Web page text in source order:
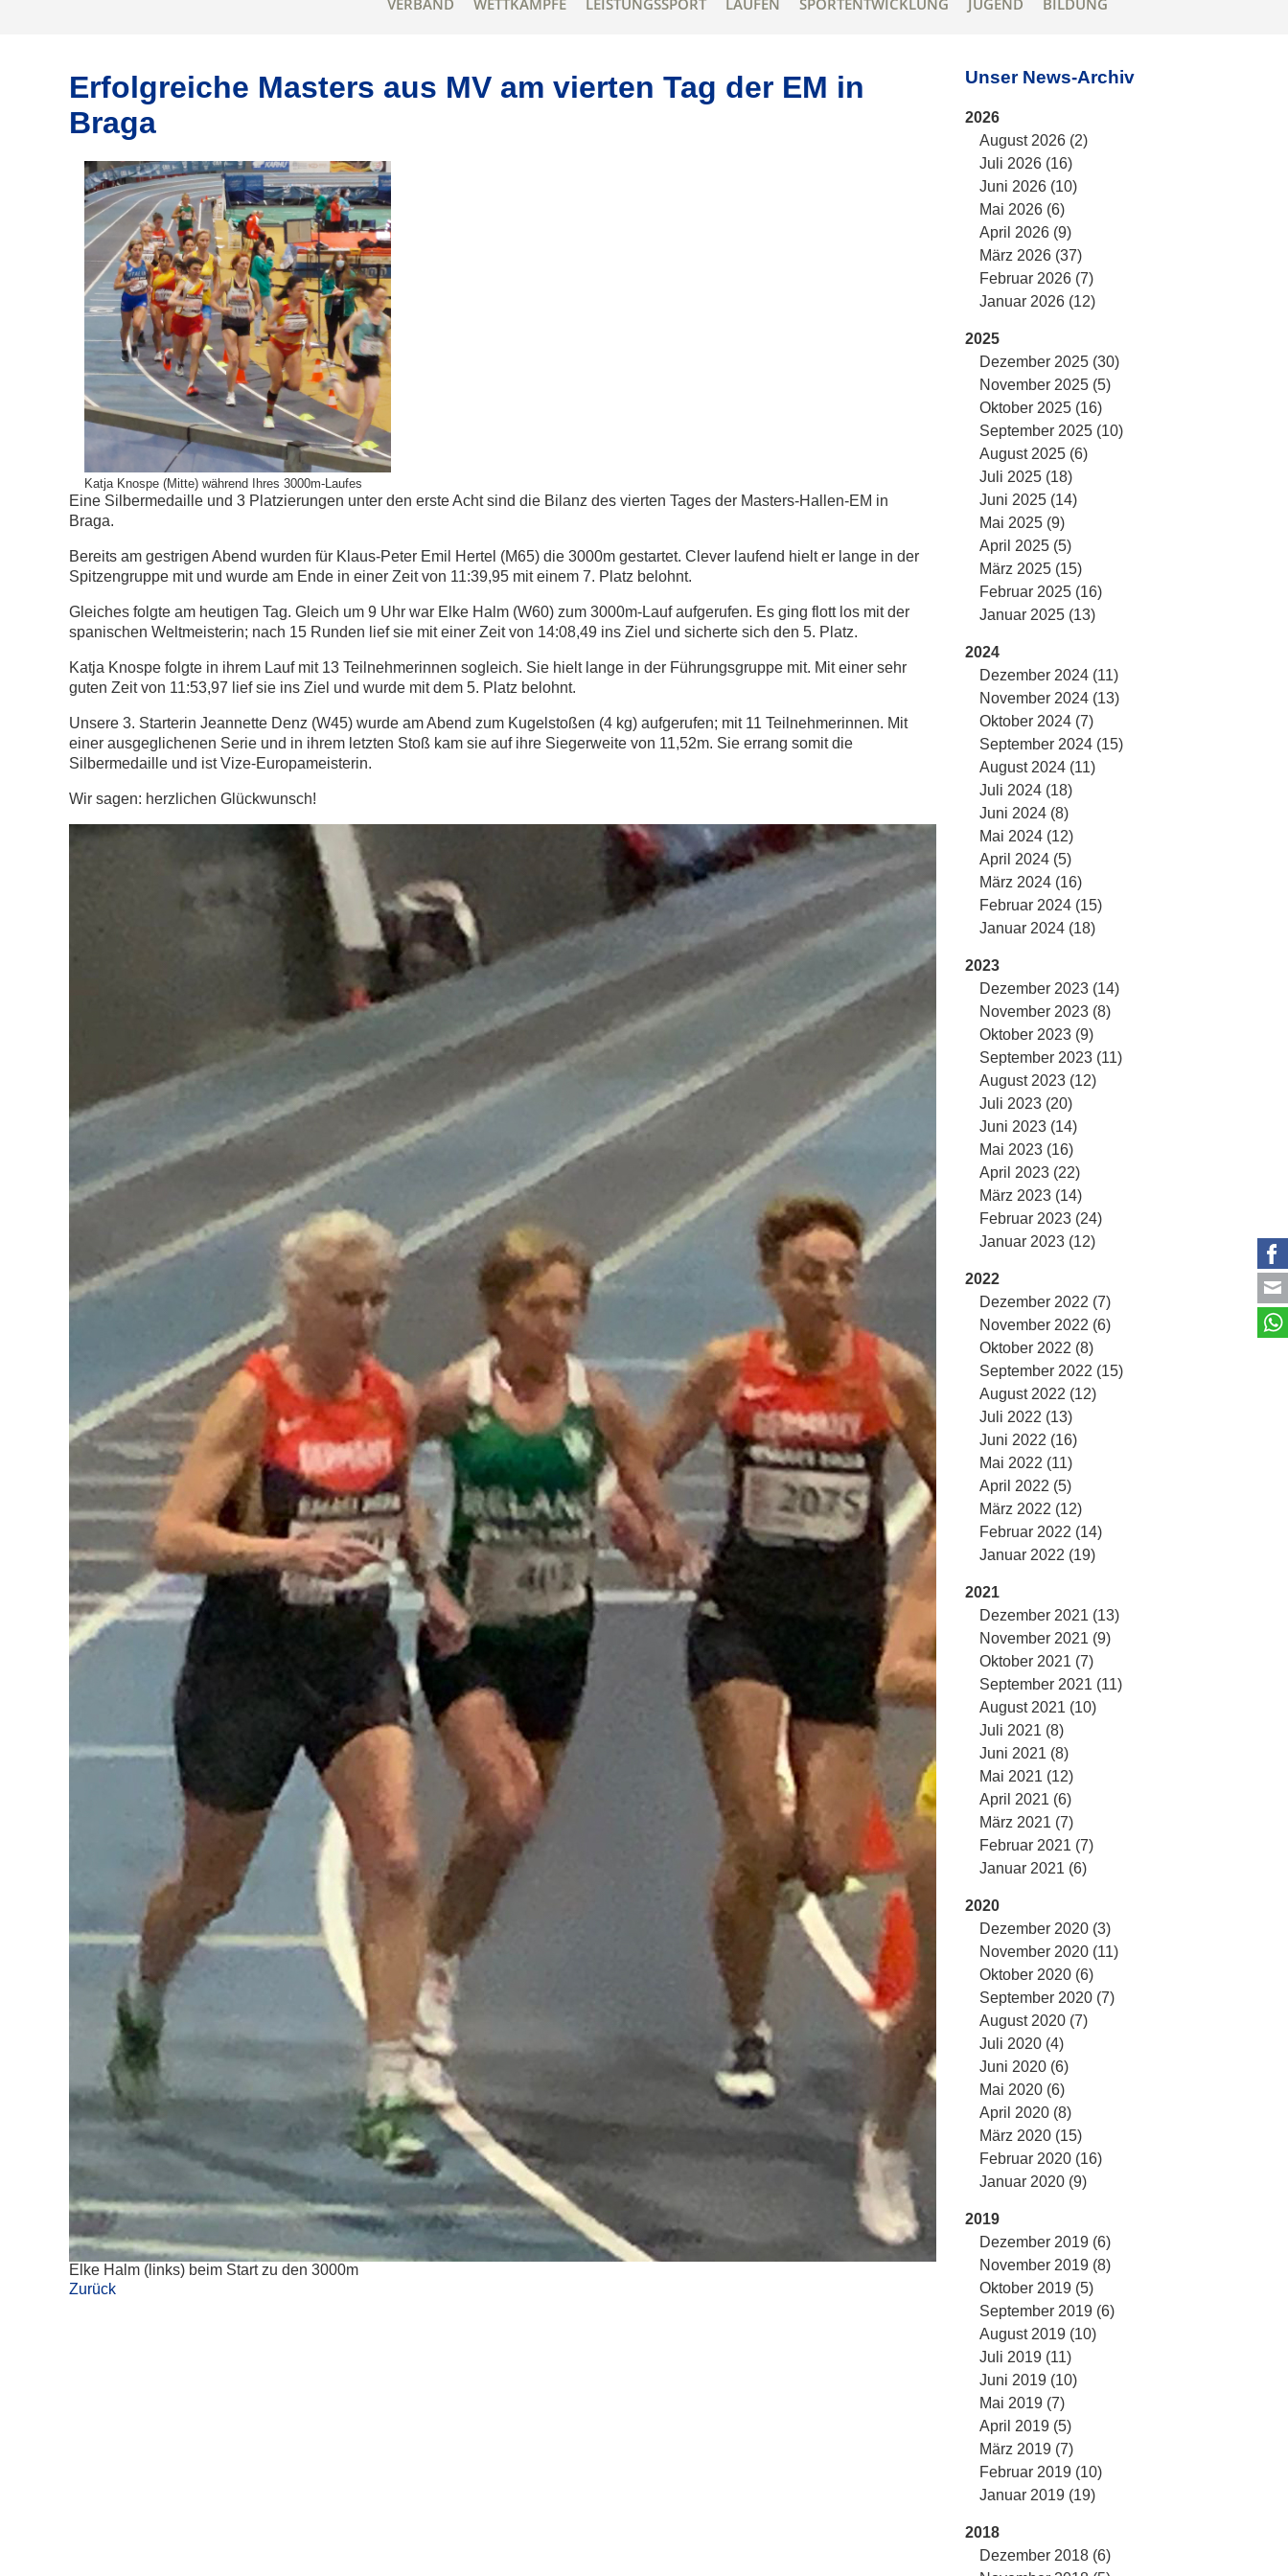
VERBAND WETTKÄMPFE LEISTUNGSSPORT LAUFEN SPORTENTWICKLUNG JUGEND BILDUNG
Erfolgreiche Masters aus MV am vierten Tag der EM in
Braga
Katja Knospe (Mitte) während Ihres 3000m-Laufes
Eine Silbermedaille und 3 Platzierungen unter den erste Acht sind die Bilanz des vierten Tages der Masters-Hallen-EM in
Braga.
Bereits am gestrigen Abend wurden für Klaus-Peter Emil Hertel (M65) die 3000m gestartet. Clever laufend hielt er lange in der
Spitzengruppe mit und wurde am Ende in einer Zeit von 11:39,95 mit einem 7. Platz belohnt.
Gleiches folgte am heutigen Tag. Gleich um 9 Uhr war Elke Halm (W60) zum 3000m-Lauf aufgerufen. Es ging flott los mit der
spanischen Weltmeisterin; nach 15 Runden lief sie mit einer Zeit von 14:08,49 ins Ziel und sicherte sich den 5. Platz.
Katja Knospe folgte in ihrem Lauf mit 13 Teilnehmerinnen sogleich. Sie hielt lange in der Führungsgruppe mit. Mit einer sehr
guten Zeit von 11:53,97 lief sie ins Ziel und wurde mit dem 5. Platz belohnt.
Unsere 3. Starterin Jeannette Denz (W45) wurde am Abend zum Kugelstoßen (4 kg) aufgerufen; mit 11 Teilnehmerinnen. Mit
einer ausgeglichenen Serie und in ihrem letzten Stoß kam sie auf ihre Siegerweite von 11,52m. Sie errang somit die
Silbermedaille und ist Vize-Europameisterin.
Wir sagen: herzlichen Glückwunsch!
Elke Halm (links) beim Start zu den 3000m
Zurück
Unser News-Archiv
2026
August 2026 (2)
Juli 2026 (16)
Juni 2026 (10)
Mai 2026 (6)
April 2026 (9)
März 2026 (37)
Februar 2026 (7)
Januar 2026 (12)
2025
Dezember 2025 (30)
November 2025 (5)
Oktober 2025 (16)
September 2025 (10)
August 2025 (6)
Juli 2025 (18)
Juni 2025 (14)
Mai 2025 (9)
April 2025 (5)
März 2025 (15)
Februar 2025 (16)
Januar 2025 (13)
2024
Dezember 2024 (11)
November 2024 (13)
Oktober 2024 (7)
September 2024 (15)
August 2024 (11)
Juli 2024 (18)
Juni 2024 (8)
Mai 2024 (12)
April 2024 (5)
März 2024 (16)
Februar 2024 (15)
Januar 2024 (18)
2023
Dezember 2023 (14)
November 2023 (8)
Oktober 2023 (9)
September 2023 (11)
August 2023 (12)
Juli 2023 (20)
Juni 2023 (14)
Mai 2023 (16)
April 2023 (22)
März 2023 (14)
Februar 2023 (24)
Januar 2023 (12)
2022
Dezember 2022 (7)
November 2022 (6)
Oktober 2022 (8)
September 2022 (15)
August 2022 (12)
Juli 2022 (13)
Juni 2022 (16)
Mai 2022 (11)
April 2022 (5)
März 2022 (12)
Februar 2022 (14)
Januar 2022 (19)
2021
Dezember 2021 (13)
November 2021 (9)
Oktober 2021 (7)
September 2021 (11)
August 2021 (10)
Juli 2021 (8)
Juni 2021 (8)
Mai 2021 (12)
April 2021 (6)
März 2021 (7)
Februar 2021 (7)
Januar 2021 (6)
2020
Dezember 2020 (3)
November 2020 (11)
Oktober 2020 (6)
September 2020 (7)
August 2020 (7)
Juli 2020 (4)
Juni 2020 (6)
Mai 2020 (6)
April 2020 (8)
März 2020 (15)
Februar 2020 (16)
Januar 2020 (9)
2019
Dezember 2019 (6)
November 2019 (8)
Oktober 2019 (5)
September 2019 (6)
August 2019 (10)
Juli 2019 (11)
Juni 2019 (10)
Mai 2019 (7)
April 2019 (5)
März 2019 (7)
Februar 2019 (10)
Januar 2019 (19)
2018
Dezember 2018 (6)